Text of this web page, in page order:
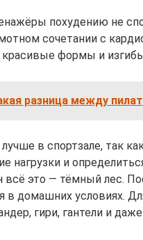
похудению не
сочетании с
формы и
разница между
в спортзале, так
нагрузки и
это — тёмный лес.
в домашних условиях.
гири, гантели и